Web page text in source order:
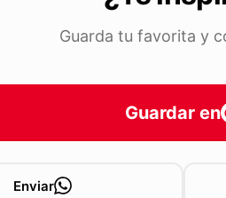
Guarda tu favorita y
Guardar en
Enviar